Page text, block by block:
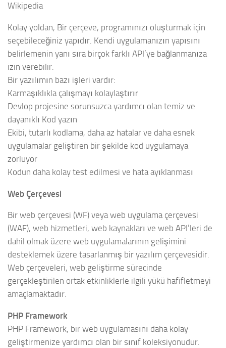
Wikipedia
Kolay yoldan, Bir çerçeve, programınızı oluşturmak için
seçebileceğiniz yapıdır. Kendi uygulamanızın yapısını
belirlemenin yanı sıra birçok farklı API’ye bağlanmanıza
izin verebilir.
Bir yazılımın bazı işleri vardır:
Karmaşıklıkla çalışmayı kolaylaştırır
Devlop projesine sorunsuzca yardımcı olan temiz ve
dayanıklı Kod yazın
Ekibi, tutarlı kodlama, daha az hatalar ve daha esnek
uygulamalar geliştiren bir şekilde kod uygulamaya
zorluyor
Kodun daha kolay test edilmesi ve hata ayıklanması
Web Çerçevesi
Bir web çerçevesi (WF) veya web uygulama çerçevesi
(WAF), web hizmetleri, web kaynakları ve web API’leri de
dahil olmak üzere web uygulamalarının gelişimini
desteklemek üzere tasarlanmış bir yazılım çerçevesidir.
Web çerçeveleri, web geliştirme sürecinde
gerçekleştirilen ortak etkinliklerle ilgili yükü hafifletmeyi
amaçlamaktadır.
PHP Framework
PHP Framework, bir web uygulamasını daha kolay
geliştirmenize yardımcı olan bir sınıf koleksiyonudur.